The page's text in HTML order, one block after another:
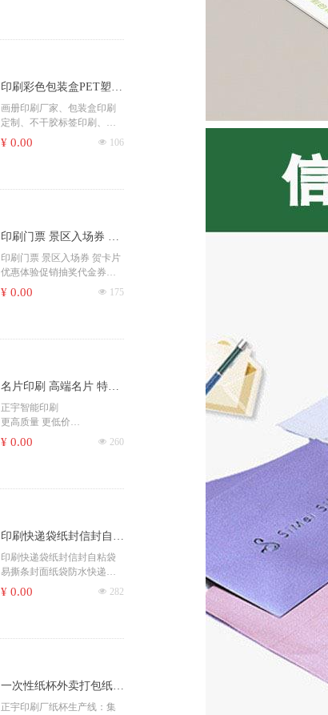
印刷彩色包装盒PET塑料
胶盒PP材质PE透明盒胶
片PVC片UV白墨汕头厂
画册印刷厂家、包装盒印刷
定制、不干胶标签印刷、名
片印刷服务、海报印刷制넶 106
¥ 0.00
印刷门票 景区入场券 贺
卡片 优惠体验促销抽奖
代金券打编码可撕
印刷门票 景区入场券 贺卡片
优惠体验促销抽奖代金券打
编码可撕
넶 175
¥ 0.00
名片印刷 高端名片 特种
纸名片 各种工艺
正宇智能印刷
更高质量 更低价
欢迎询价，即时报价
넶 260
¥ 0.00
印刷快递袋纸封信封自粘
袋 易撕条封面纸袋防水
快递包装顺丰袋加厚厂家
印刷快递袋纸封信封自粘袋
易撕条封面纸袋防水快递包
装顺丰袋加厚厂家
넶 282
¥ 0.00
一次性纸杯外卖打包纸杯
咖啡奶茶杯牛皮纸汤桶粥
正宇印刷厂纸杯生产线：集